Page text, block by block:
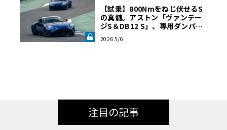
【試乗】800Nmをねじ伏せるS
の真髄。アストン「ヴァンテー
ジS＆DB12 S」、専用ダンパー
走り《LE VOLANT LAB》
2026 5/6
注目の記事